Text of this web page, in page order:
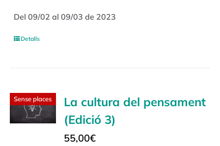
Del 09/02 al 09/03 de 2023
Detalls
Sense places
La cultura del pensament
(Edició 3)
55,00€